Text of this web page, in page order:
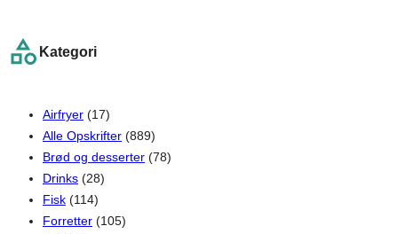
c
Kategori
Airfryer (17)
Alle Opskrifter (889)
Brød og desserter (78)
Drinks (28)
Fisk (114)
Forretter (105)